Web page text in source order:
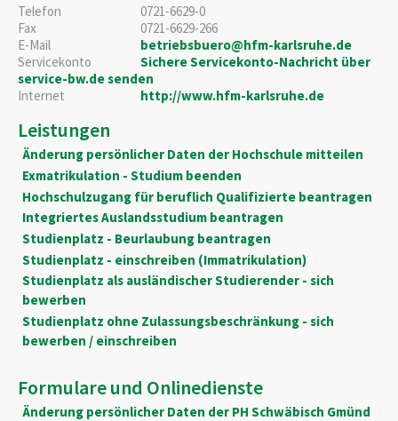
Telefon
0721-6629-0
Fax
0721-6629-266
E-Mail
betriebsbuero@hfm-karlsruhe.de
Servicekonto
Sichere Servicekonto-Nachricht über
service-bw.de senden
Internet
http://www.hfm-karlsruhe.de
Leistungen
Änderung persönlicher Daten der Hochschule mitteilen
Exmatrikulation - Studium beenden
Hochschulzugang für beruflich Qualifizierte beantragen
Integriertes Auslandsstudium beantragen
Studienplatz - Beurlaubung beantragen
Studienplatz - einschreiben (Immatrikulation)
Studienplatz als ausländischer Studierender - sich
bewerben
Studienplatz ohne Zulassungsbeschränkung - sich
bewerben / einschreiben
Formulare und Onlinedienste
Änderung persönlicher Daten der PH Schwäbisch Gmünd